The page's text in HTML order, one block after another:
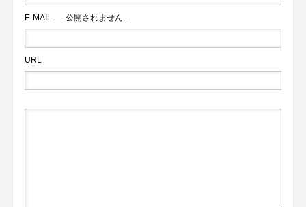
E-MAIL - 公開されません -
URL